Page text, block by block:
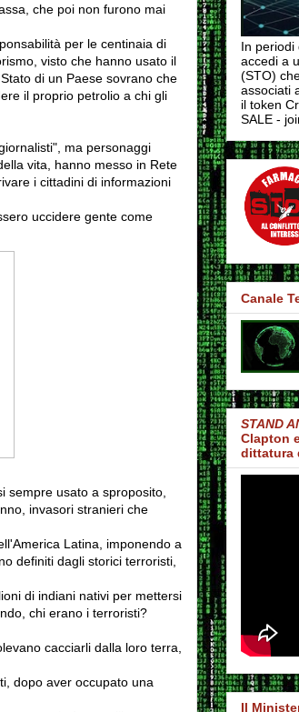
che poi non furono mai
per le centinaia di
visto che hanno usato il
di un Paese sovrano che
il proprio petrolio a chi gli
ma personaggi
vita, hanno messo in Rete
i cittadini di informazioni
uccidere gente come
sempre usato a sproposito,
invasori stranieri che
Latina, imponendo a
definiti dagli storici terroristi,
di indiani nativi per mettersi
chi erano i terroristi?
cacciarli dalla loro terra,
dopo aver occupato una
In periodi
accedi a
(STO)
associati
il token
SALE -
Canale
STAND
Clapton
dittatura
Il